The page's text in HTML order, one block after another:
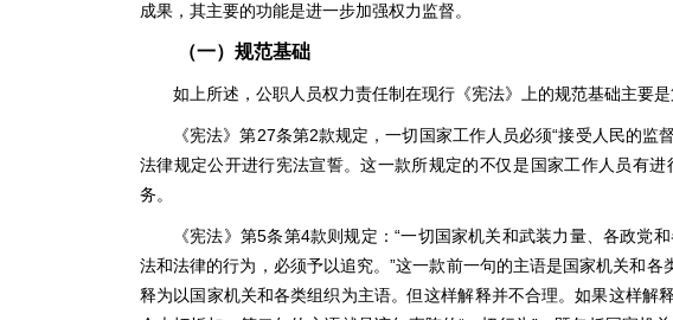
成果，其主要的功能是进一步加强权力监督。
（一）规范基础
如上所述，公职人员权力责任制在现行《宪法》上的规范基础主要
《宪法》第27条第2款规定，一切国家工作人员必须“接受人民的
法律规定公开进行宪法宣誓。这一款所规定的不仅是国家工作人员有
务。
《宪法》第5条第4款则规定：“一切国家机关和武装力量、各政
法和法律的行为，必须予以追究。”这一款前一句的主语是国家机关和
释为以国家机关和各类组织为主语。但这样解释并不合理。如果这样解